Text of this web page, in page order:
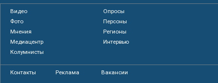
Видео
Опросы
Фото
Персоны
Мнения
Регионы
Медиацентр
Интервью
Колумнисты
Контакты Реклама Вакансии